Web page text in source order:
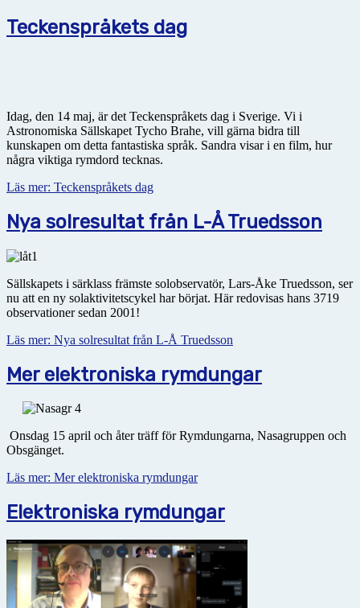
Teckenspråkets dag
Idag, den 14 maj, är det Teckenspråkets dag i Sverige. Vi i
Astronomiska Sällskapet Tycho Brahe, vill gärna bidra till
kunskapen om detta fantastiska språk. Sandra visar i en film, hur
några viktiga rymdord tecknas.
Läs mer: Teckenspråkets dag
Nya solresultat från L-Å Truedsson
Sällskapets i särklass främste solobservatör, Lars-Åke Truedsson, ser
nu att en ny solaktivitetscykel har börjat. Här redovisas hans 3719
observationer sedan 2001!
Läs mer: Nya solresultat från L-Å Truedsson
Mer elektroniska rymdungar
Onsdag 15 april och åter träff för Rymdungarna, Nasagruppen och
Obsgänget.
Läs mer: Mer elektroniska rymdungar
Elektroniska rymdungar